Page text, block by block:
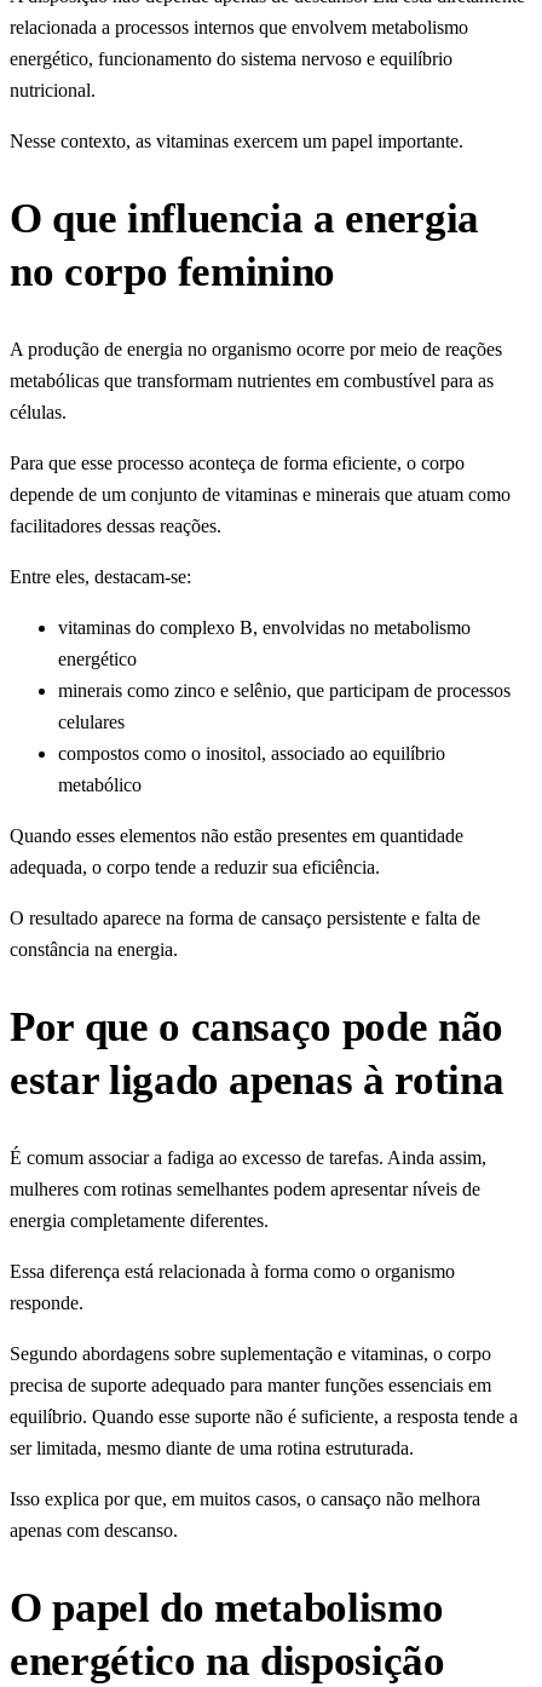
relacionada a processos internos que envolvem metabolismo
energético, funcionamento do sistema nervoso e equilíbrio
nutricional.
Nesse contexto, as vitaminas exercem um papel importante.
O que influencia a energia
no corpo feminino
A produção de energia no organismo ocorre por meio de reações
metabólicas que transformam nutrientes em combustível para as
células.
Para que esse processo aconteça de forma eficiente, o corpo
depende de um conjunto de vitaminas e minerais que atuam como
facilitadores dessas reações.
Entre eles, destacam-se:
vitaminas do complexo B, envolvidas no metabolismo
energético
minerais como zinco e selênio, que participam de processos
celulares
compostos como o inositol, associado ao equilíbrio
metabólico
Quando esses elementos não estão presentes em quantidade
adequada, o corpo tende a reduzir sua eficiência.
O resultado aparece na forma de cansaço persistente e falta de
constância na energia.
Por que o cansaço pode não
estar ligado apenas à rotina
É comum associar a fadiga ao excesso de tarefas. Ainda assim,
mulheres com rotinas semelhantes podem apresentar níveis de
energia completamente diferentes.
Essa diferença está relacionada à forma como o organismo
responde.
Segundo abordagens sobre suplementação e vitaminas, o corpo
precisa de suporte adequado para manter funções essenciais em
equilíbrio. Quando esse suporte não é suficiente, a resposta tende a
ser limitada, mesmo diante de uma rotina estruturada.
Isso explica por que, em muitos casos, o cansaço não melhora
apenas com descanso.
O papel do metabolismo
energético na disposição